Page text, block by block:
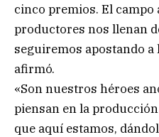
cinco premios. El
productores nos llenan
seguiremos apostando a
afirmó.
«Son nuestros héroes
piensan en la
que aquí estamos,